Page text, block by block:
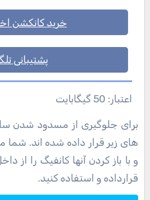
خرید کانکشن
پشتیبانی
اعتبار: 50 گیگابایت
برای جلوگیری از مسدود شدن سایت، کانفیگ های در فایل
های زیر قرار داده شده اند. شما
و با باز کردن آنها کانفیگ را از
قرارداده و استفاده کنید.